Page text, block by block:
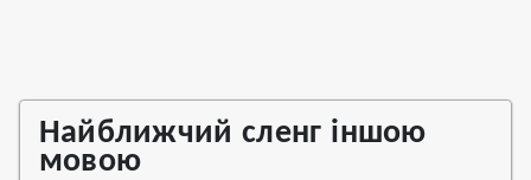
Найближчий сленг іншою
мовою